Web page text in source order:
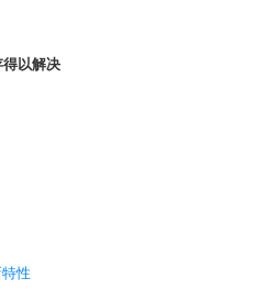
以解决
性